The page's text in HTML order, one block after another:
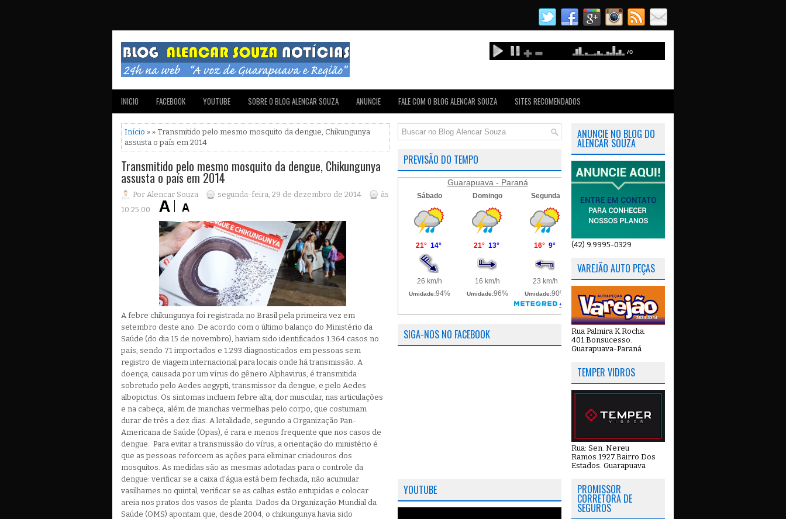
INICIO FACEBOOK YOUTUBE SOBRE O BLOG ALENCAR SOUZA ANUNCIE FALE COM O BLOG ALENCAR SOUZA SITES RECOMENDADOS
Início » » Transmitido pelo mesmo mosquito da dengue, Chikungunya
assusta o país em 2014
Transmitido pelo mesmo mosquito da dengue, Chikungunya
assusta o país em 2014
Por Alencar Souza segunda-feira, 29 de dezembro de 2014
às
10:25:00
A febre chikungunya foi registrada no Brasil pela primeira vez em
setembro deste ano. De acordo com o último balanço do Ministério da
Saúde (do dia 15 de novembro), haviam sido identificados 1.364 casos no
país, sendo 71 importados e 1.293 diagnosticados em pessoas sem
registro de viagem internacional para locais onde há transmissão. A
doença, causada por um vírus do gênero Alphavirus, é transmitida
sobretudo pelo Aedes aegypti, transmissor da dengue, e pelo Aedes
albopictus. Os sintomas incluem febre alta, dor muscular, nas articulações
e na cabeça, além de manchas vermelhas pelo corpo, que costumam
durar de três a dez dias. A letalidade, segundo a Organização Pan-
Americana de Saúde (Opas), é rara e menos frequente que nos casos de
dengue. Para evitar a transmissão do vírus, a orientação do ministério é
que as pessoas reforcem as ações para eliminar criadouros dos
mosquitos. As medidas são as mesmas adotadas para o controle da
dengue: verificar se a caixa d’água está bem fechada, não acumular
vasilhames no quintal, verificar se as calhas estão entupidas e colocar
areia nos pratos dos vasos de planta. Dados da Organização Mundial da
Saúde (OMS) apontam que, desde 2004, o chikungunya havia sido
PREVISÃO DO TEMPO
Guarapuava - Paraná
SIGA-NOS NO FACEBOOK
YOUTUBE
ANUNCIE NO BLOG DO
ALENCAR SOUZA
(42) 9.9995-0329
VAREJÃO AUTO PEÇAS
Rua Palmira K.Rocha.
401.Bonsucesso.
Guarapuava-Paraná
TEMPER VIDROS
Rua: Sen. Nereu
Ramos.1927.Bairro Dos
Estados. Guarapuava
PROMISSOR
CORRETORA DE
SEGUROS